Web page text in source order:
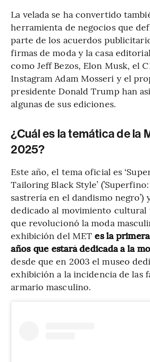
La velada se ha convertido
herramienta de negocios que
parte de los acuerdos
firmas de moda y la casa
como Jeff Bezos, Elon Musk, el
Instagram Adam Mosseri y el
presidente Donald Trump han
algunas de sus ediciones.
¿Cuál es la temática de la
2025?
Este año, el tema oficial es
Tailoring Black Style’
sastrería en el dandismo negro’)
dedicado al movimiento
que revolucionó la moda
exhibición del METes la
años que estará dedicada a la
desde que en 2003 el museo
exhibición a la incidencia de las
armario masculino.